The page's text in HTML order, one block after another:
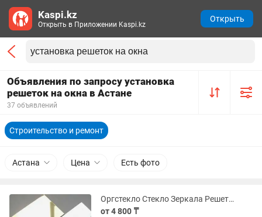
Объявления по запросу установка
решеток на окна в Астане
37 объявлений
Строительство и ремонт
Астана Цена Есть фото
Оргстекло Стекло Зеркала Решетки на окна Стеклопакеты Изготовление Монтаж
от 4 800 ₸
Kaspi.kz
Открыть в Приложении Kaspi.kz
Открыть